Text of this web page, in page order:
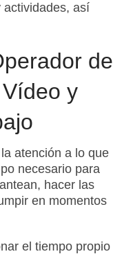
actividades, así
de
y
atención a lo que
necesario para
hacer las
en momentos
el tiempo propio